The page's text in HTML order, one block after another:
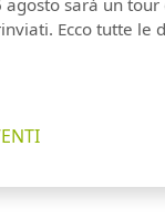
Ecco tutte le